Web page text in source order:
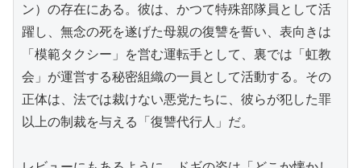
ン）の存在にある。彼は、かつて特殊部隊員として活
躍し、無念の死を遂げた母親の復讐を誓い、表向きは
「模範タクシー」を営む運転手として、裏では「虹教
会」が運営する秘密組織の一員として活動する。その
正体は、法では裁けない悪党たちに、彼らが犯した罪
以上の制裁を与える「復讐代行人」だ。